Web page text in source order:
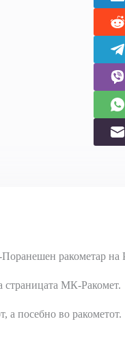
ракометар
страницата МК-Ракомет.
а посебно во ракометот.